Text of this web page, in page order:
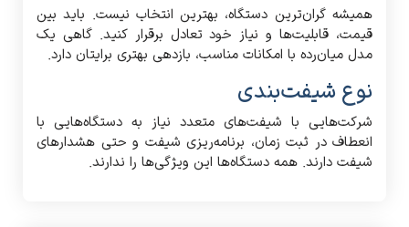
همیشه گران‌ترین دستگاه، بهترین انتخاب نیست. باید بین
قیمت، قابلیت‌ها و نیاز خود تعادل برقرار کنید. گاهی یک
مدل میان‌رده با امکانات مناسب، بازدهی بهتری برایتان دارد.
نوع شیفت‌بندی
شرکت‌هایی با شیفت‌های متعدد نیاز به دستگاه‌هایی با
انعطاف در ثبت زمان، برنامه‌ریزی شیفت و حتی هشدارهای
شیفت دارند. همه دستگاه‌ها این ویژگی‌ها را ندارند.